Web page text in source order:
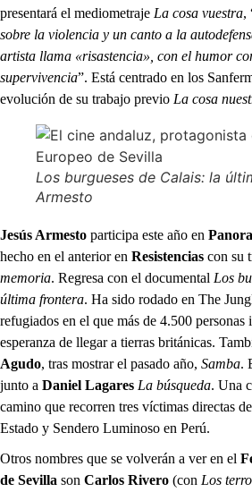
presentará el mediometraje La cosa vuestra,
sobre la violencia y un canto a la
artista llama «risastencia», con el humor
supervivencia”. Está centrado en los
evolución de su trabajo previo La cosa
Los burgueses de Calais: la
Armesto
Jesús Armesto participa este año en
hecho en el anterior en Resistencias con su
memoria. Regresa con el documental Los
última frontera. Ha sido rodado en The
refugiados en el que más de 4.500
esperanza de llegar a tierras británicas.
Agudo, tras mostrar el pasado año, Samba.
junto a Daniel Lagares La búsqueda. Una
camino que recorren tres víctimas directas
Estado y Sendero Luminoso en Perú.
Otros nombres que se volverán a ver en el
de Sevilla son Carlos Rivero (con Los